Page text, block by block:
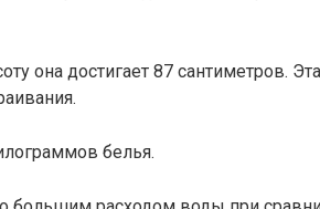
она достигает 87 сантиметров.
белья.